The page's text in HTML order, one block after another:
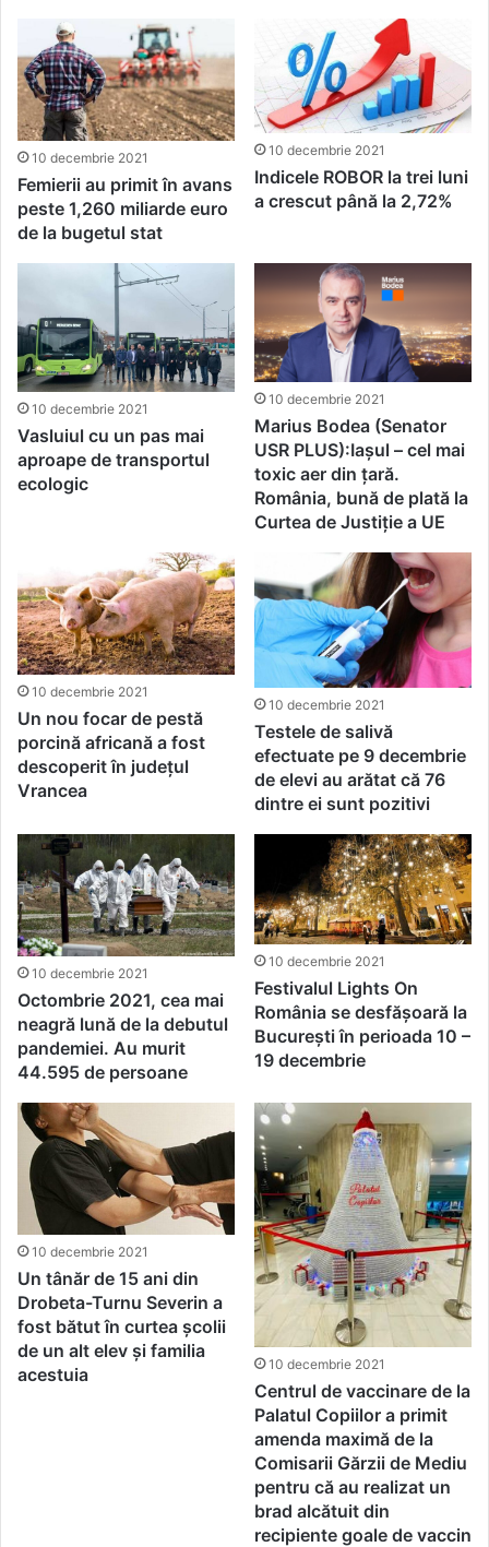
10 decembrie 2021
Femierii au primit în avans
peste 1,260 miliarde euro
de la bugetul stat
10 decembrie 2021
Indicele ROBOR la trei luni
a crescut până la 2,72%
10 decembrie 2021
Vasluiul cu un pas mai
aproape de transportul
ecologic
10 decembrie 2021
​​Marius Bodea (Senator
USR PLUS):Iașul – cel mai
toxic aer din țară.
România, bună de plată la
Curtea de Justiție a UE
10 decembrie 2021
Un nou focar de pestă
porcină africană a fost
descoperit în județul
Vrancea
10 decembrie 2021
Testele de salivă
efectuate pe 9 decembrie
de elevi au arătat că 76
dintre ei sunt pozitivi
10 decembrie 2021
Octombrie 2021, cea mai
neagră lună de la debutul
pandemiei. Au murit
44.595 de persoane
10 decembrie 2021
Festivalul Lights On
România se desfășoară la
București în perioada 10 –
19 decembrie
10 decembrie 2021
Un tânăr de 15 ani din
Drobeta-Turnu Severin a
fost bătut în curtea școlii
de un alt elev și familia
acestuia
10 decembrie 2021
Centrul de vaccinare de la
Palatul Copiilor a primit
amenda maximă de la
Comisarii Gărzii de Mediu
pentru că au realizat un
brad alcătuit din
recipiente goale de vaccin